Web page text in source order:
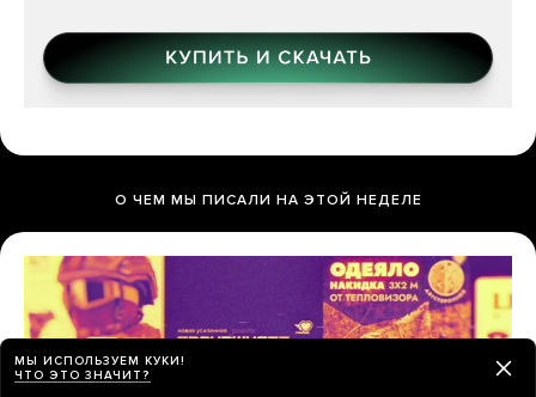
О ЧЕМ МЫ ПИСАЛИ НА ЭТОЙ НЕДЕЛЕ
МЫ ИСПОЛЬЗУЕМ КУКИ!
ЧТО ЭТО ЗНАЧИТ?